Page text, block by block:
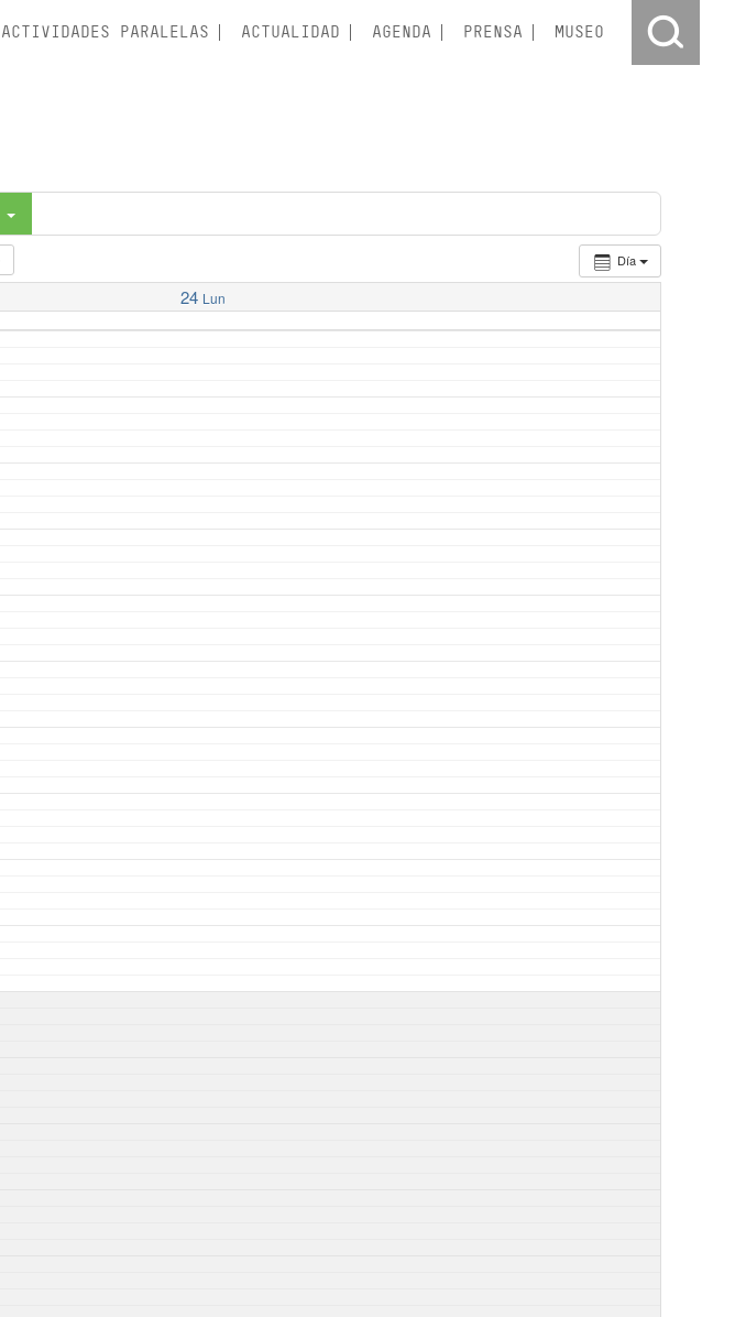
ACTIVIDADES PARALELAS ACTUALIDAD AGENDA PRENSA MUSEO
Día
24 Lun